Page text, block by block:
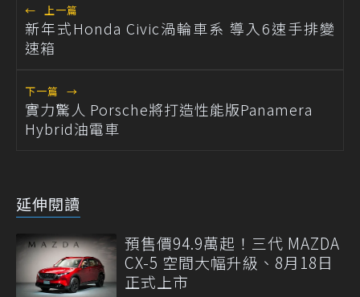
← 上一篇
新年式Honda Civic渦輪車系 導入6速手排變
速箱
下一篇 →
實力驚人 Porsche將打造性能版Panamera
Hybrid油電車
延伸閱讀
預售價94.9萬起！三代 MAZDA
CX-5 空間大幅升級、8月18日
正式上市